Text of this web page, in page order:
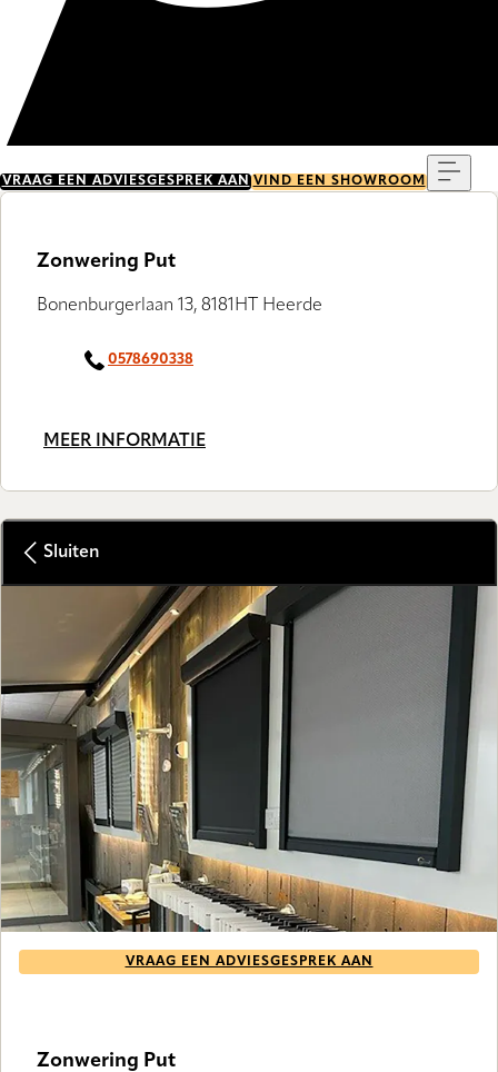
VRAAG EEN ADVIESGESPREK AAN VIND EEN SHOWROOM
Zonwering Put
Bonenburgerlaan 13, 8181HT Heerde
0578690338
MEER INFORMATIE
Sluiten
VRAAG EEN ADVIESGESPREK AAN
Zonwering Put